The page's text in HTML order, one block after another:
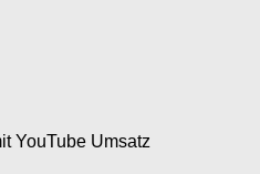
YouTube Umsatz